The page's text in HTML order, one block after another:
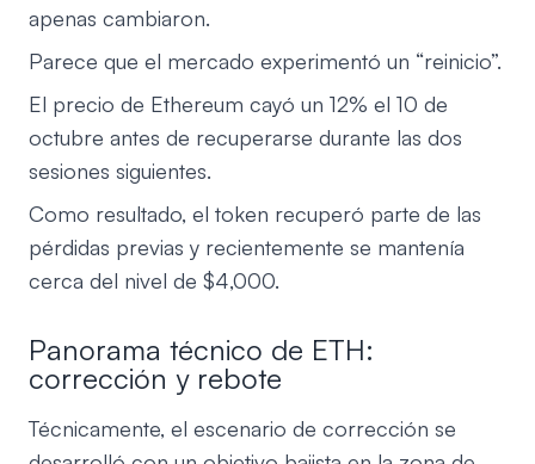
apenas cambiaron.
Parece que el mercado experimentó un “reinicio”.
El precio de Ethereum cayó un 12% el 10 de
octubre antes de recuperarse durante las dos
sesiones siguientes.
Como resultado, el token recuperó parte de las
pérdidas previas y recientemente se mantenía
cerca del nivel de $4,000.
Panorama técnico de ETH:
corrección y rebote
Técnicamente, el escenario de corrección se